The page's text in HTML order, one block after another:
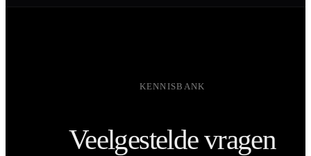
KENNISBANK
Veelgestelde vragen